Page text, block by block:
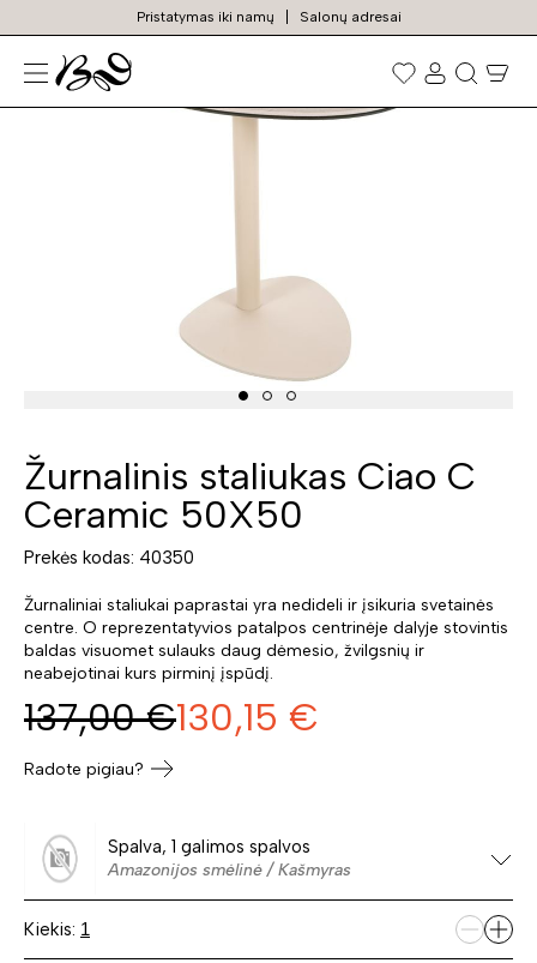
Pristatymas iki namų Salonų adresai
Prekių
paieška
N
Žurnalinis staliukas Ciao C
Ceramic 50X50
Prekės kodas: 40350
Žurnaliniai staliukai paprastai yra nedideli ir įsikuria svetainės
centre. O reprezentatyvios patalpos centrinėje dalyje stovintis
baldas visuomet sulauks daug dėmesio, žvilgsnių ir
neabejotinai kurs pirminį įspūdį.
137,00 €130,15 €
Radote pigiau?
Spalva, 1 galimos spalvos
Amazonijos smėlinė / Kašmyras
Kiekis: